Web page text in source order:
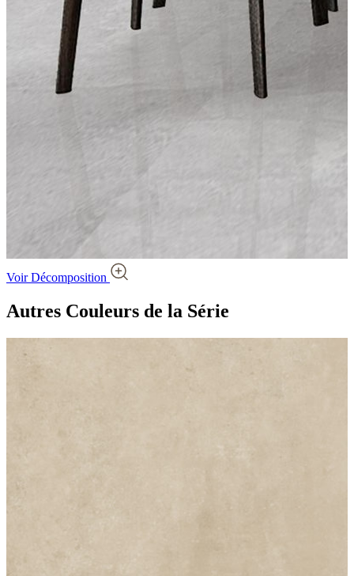
Voir Décomposition
Autres Couleurs de la Série